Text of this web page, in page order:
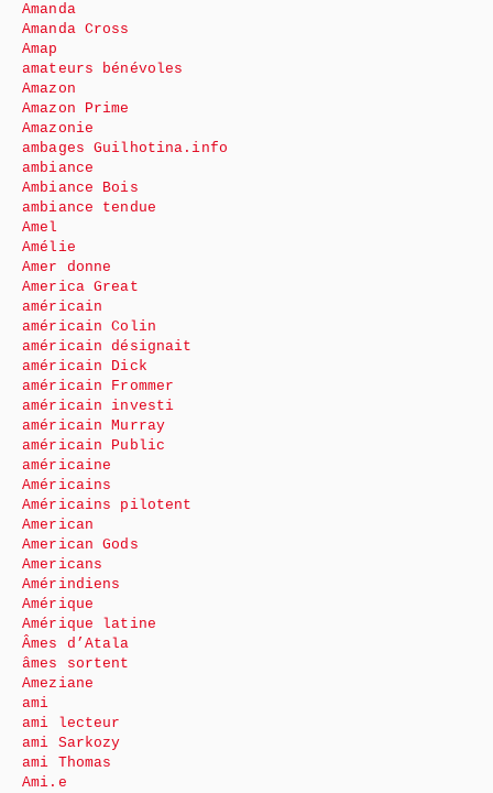
Amanda
Amanda Cross
Amap
amateurs bénévoles
Amazon
Amazon Prime
Amazonie
ambages Guilhotina.info
ambiance
Ambiance Bois
ambiance tendue
Amel
Amélie
Amer donne
America Great
américain
américain Colin
américain désignait
américain Dick
américain Frommer
américain investi
américain Murray
américain Public
américaine
Américains
Américains pilotent
American
American Gods
Americans
Amérindiens
Amérique
Amérique latine
Âmes d’Atala
âmes sortent
Ameziane
ami
ami lecteur
ami Sarkozy
ami Thomas
Ami.e